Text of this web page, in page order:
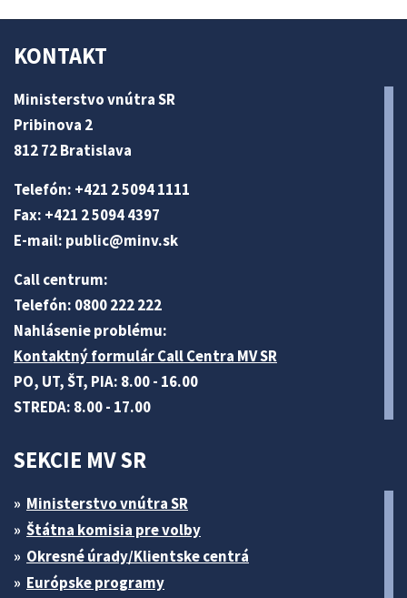
KONTAKT
Ministerstvo vnútra SR
Pribinova 2
812 72 Bratislava
Telefón: +421 2 5094 1111
Fax: +421 2 5094 4397
E-mail: public@minv.sk
Call centrum:
Telefón: 0800 222 222
Nahlásenie problému:
Kontaktný formulár Call Centra MV SR
PO, UT, ŠT, PIA: 8.00 - 16.00
STREDA: 8.00 - 17.00
SEKCIE MV SR
Ministerstvo vnútra SR
Štátna komisia pre volby
Okresné úrady/Klientske centrá
Európske programy